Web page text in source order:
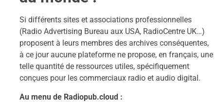
Si différents sites et associations professionnelles
(Radio Advertising Bureau aux USA, RadioCentre UK…)
proposent à leurs membres des archives conséquentes,
à ce jour aucune plateforme ne propose, en français, une
telle quantité de ressources utiles, spécifiquement
conçues pour les commerciaux radio et audio digital.
Au menu de Radiopub.cloud :